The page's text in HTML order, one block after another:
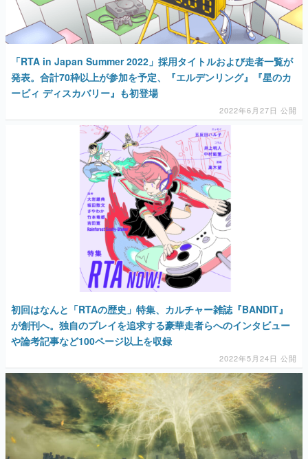
「RTA in Japan Summer 2022」採用タイトルおよび走者一覧が
発表。合計70枠以上が参加を予定、『エルデンリング』『星のカ
ービィ ディスカバリー』も初登場
2022年6月27日 公開
初回はなんと「RTAの歴史」特集、カルチャー雑誌『BANDIT』
が創刊へ。独自のプレイを追求する豪華走者らへのインタビュー
や論考記事など100ページ以上を収録
2022年5月24日 公開